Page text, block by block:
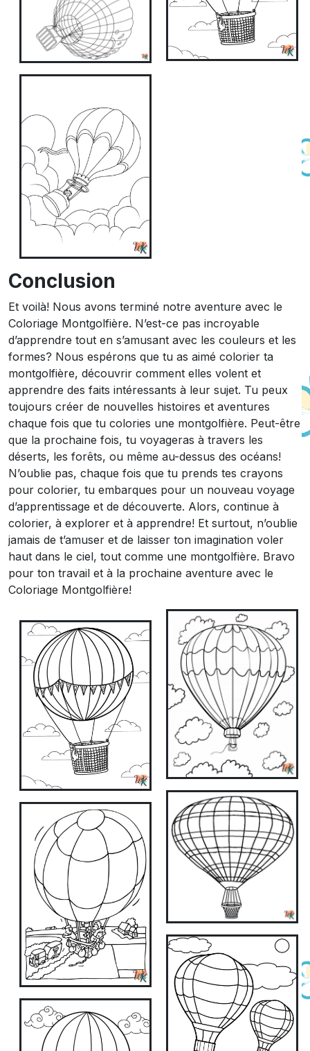
Conclusion
Et voilà! Nous avons terminé notre aventure avec le
Coloriage Montgolfière. N’est-ce pas incroyable
d’apprendre tout en s’amusant avec les couleurs et les
formes? Nous espérons que tu as aimé colorier ta
montgolfière, découvrir comment elles volent et
apprendre des faits intéressants à leur sujet. Tu peux
toujours créer de nouvelles histoires et aventures
chaque fois que tu colories une montgolfière. Peut-être
que la prochaine fois, tu voyageras à travers les
déserts, les forêts, ou même au-dessus des océans!
N’oublie pas, chaque fois que tu prends tes crayons
pour colorier, tu embarques pour un nouveau voyage
d’apprentissage et de découverte. Alors, continue à
colorier, à explorer et à apprendre! Et surtout, n’oublie
jamais de t’amuser et de laisser ton imagination voler
haut dans le ciel, tout comme une montgolfière. Bravo
pour ton travail et à la prochaine aventure avec le
Coloriage Montgolfière!